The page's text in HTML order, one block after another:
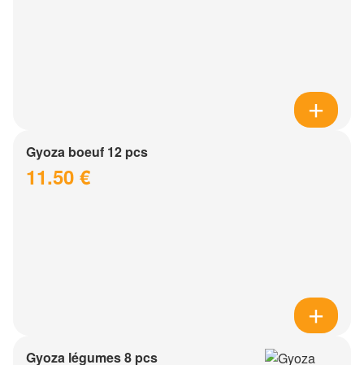
Gyoza boeuf 12 pcs
11.50 €
Gyoza légumes 8 pcs